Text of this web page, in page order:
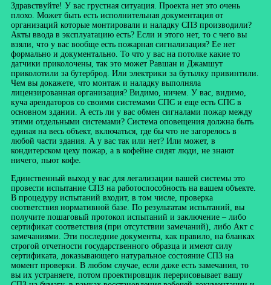
Здравствуйте! У вас грустная ситуация. Проекта нет это очень
плохо. Может быть есть исполнительная документация от
организаций которые монтировали и наладку СПЗ производили?
Акты ввода в эксплуатацию есть? Если и этого нет, то с чего вы
взяли, что у вас вообще есть пожарная сигнализация? Ее нет
формально и документально. То что у вас на потолке какие то
датчики приколочены, так это может Равшан и Джамшут
приколотили за бутерброд. Или электрики за бутылку привинтили.
Чем вы докажете, что монтаж и наладку выполняла
лицензированная организация? Видимо, ничем. У вас, видимо,
куча арендаторов со своими системами СПС и еще есть СПС в
основном здании. А есть ли у вас обмен сигналами пожар между
этими отдельными системами? Система оповещения должна быть
единая на весь объект, включаться, где бы что не загорелось в
любой части здания. А у вас так или нет? Или может, в
кондитерском цеху пожар, а в кофейне сидят люди, не знают
ничего, пьют кофе.
Единственный выход у вас для легализации вашей системы это
провести испытание СПЗ на работоспособность на вашем объекте.
В процедуру испытаний входит, в том числе, проверка
соответствия нормативной базе. По результатам испытаний, вы
получите пошаговый протокол испытаний и заключение – либо
сертификат соответствия (при отсутствии замечаний), либо Акт с
замечаниями. Эти последние документы, как правило, на бланках
строгой отчетности государственного образца и имеют силу
сертификата, доказывающего натуральное состояние СПЗ на
момент проверки. В любом случае, если даже есть замечания, то
вы их устраняете, потом проектировщик перерисовывает вашу